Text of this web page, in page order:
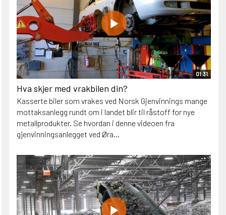
01:31
Hva skjer med vrakbilen din?
Kasserte biler som vrakes ved Norsk Gjenvinnings mange
mottaksanlegg rundt om i landet blir til råstoff for nye
metallprodukter. Se hvordan i denne videoen fra
gjenvinningsanlegget ved Øra...